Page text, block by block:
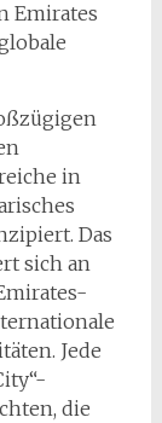
Emirates
in
Das
sich an
Jede
die